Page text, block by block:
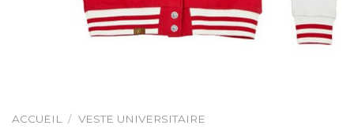
ACCUEIL / VESTE UNIVERSITAIRE